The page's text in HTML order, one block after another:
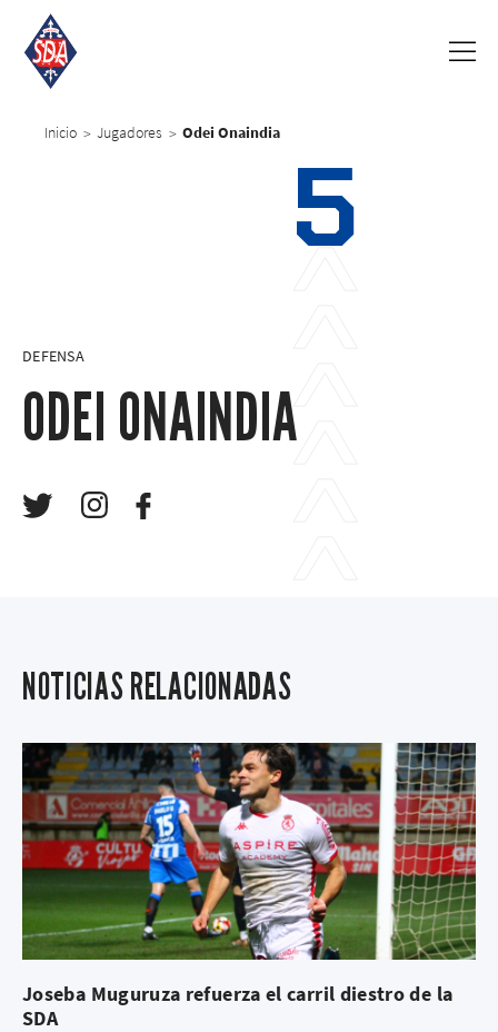
Inicio > Jugadores > Odei Onaindia
5
DEFENSA
ODEI ONAINDIA
NOTICIAS RELACIONADAS
Joseba Muguruza refuerza el carril diestro de la
SDA